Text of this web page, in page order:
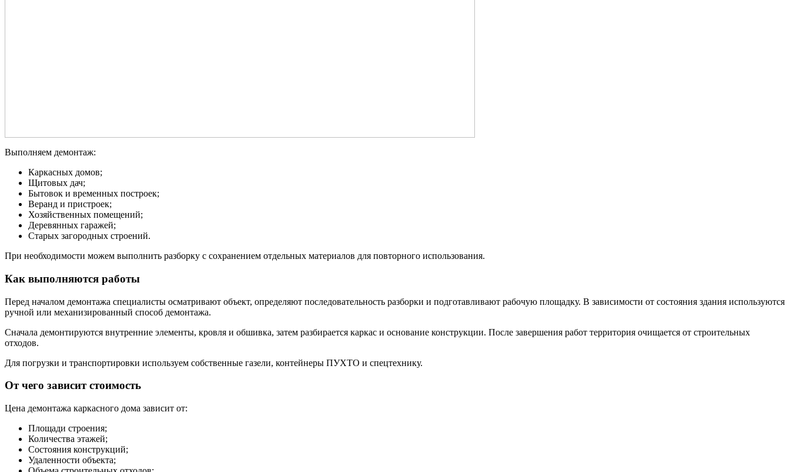
Выполняем демонтаж:
Каркасных домов;
Щитовых дач;
Бытовок и временных построек;
Веранд и пристроек;
Хозяйственных помещений;
Деревянных гаражей;
Старых загородных строений.
При необходимости можем выполнить разборку с сохранением отдельных материалов для повторного использования.
Как выполняются работы
Перед началом демонтажа специалисты осматривают объект, определяют последовательность разборки и подготавливают рабочую площадку. В зависимости от состояния здания используются
ручной или механизированный способ демонтажа.
Сначала демонтируются внутренние элементы, кровля и обшивка, затем разбирается каркас и основание конструкции. После завершения работ территория очищается от строительных
отходов.
Для погрузки и транспортировки используем собственные газели, контейнеры ПУХТО и спецтехнику.
От чего зависит стоимость
Цена демонтажа каркасного дома зависит от:
Площади строения;
Количества этажей;
Состояния конструкций;
Удаленности объекта;